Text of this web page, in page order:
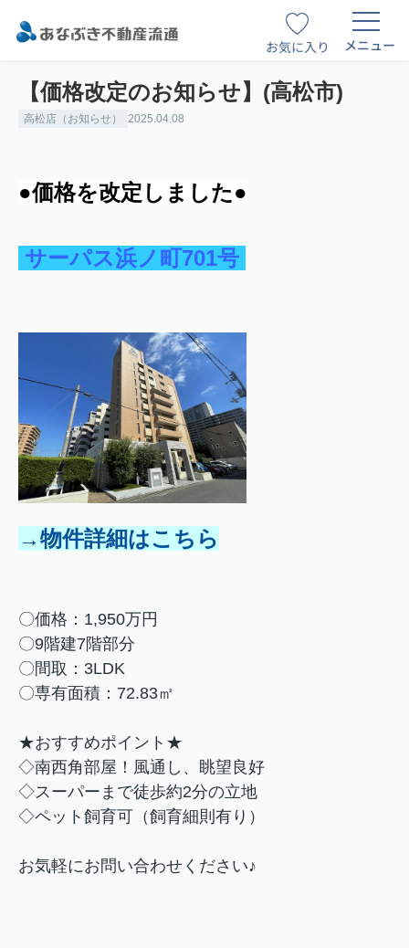
お気に入り メニュー
【価格改定のお知らせ】(高松市)
高松店（お知らせ） 2025.04.08
●価格を改定しました●
サーパス浜ノ町701号
→物件詳細はこちら
〇価格：1,950万円
〇9階建7階部分
〇間取：3LDK
〇専有面積：72.83㎡
★おすすめポイント★
◇南西角部屋！風通し、眺望良好
◇スーパーまで徒歩約2分の立地
◇ペット飼育可（飼育細則有り）
お気軽にお問い合わせください♪